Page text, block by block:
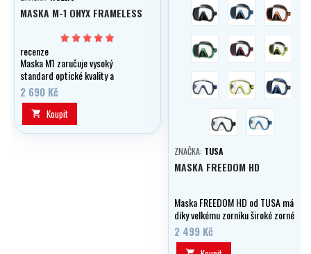
MASKA M-1 ONYX FRAMELESS
recenze
Maska M1 zaručuje vysoký
standard optické kvality a
neomezeného výhledu!
2 690 Kč
 Koupit
černá/černáčerná/modráčerná/
černá/zelenáčerná/červenáčerná/
transparentní/modrá
transparentní/žlutá
modrá/
transparentní/černá
ZNAČKA: TUSA
MASKA FREEDOM HD
Maska FREEDOM HD od TUSA má
díky velkému zorníku široké zorné
pole a je vyrobená z měkkého
silikonu.
2 499 Kč